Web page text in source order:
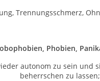
Trennungsschmerz,
Phobien,
autonom zu sein und
beherrschen zu lassen;